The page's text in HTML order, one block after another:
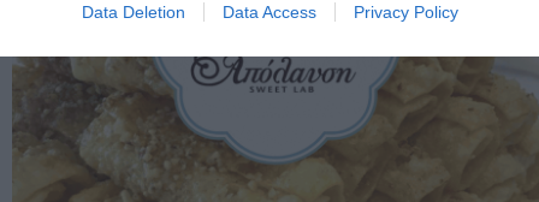
Data Deletion Data Access Privacy Policy